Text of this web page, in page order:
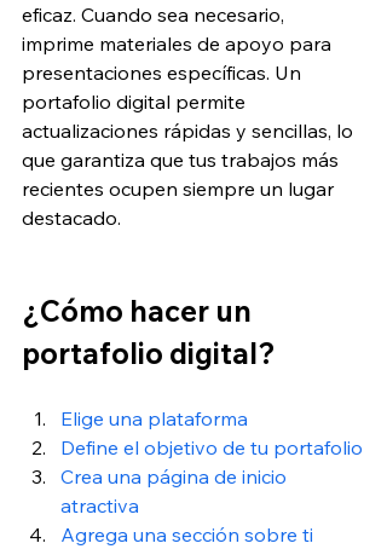
eficaz. Cuando sea necesario,
imprime materiales de apoyo para
presentaciones específicas. Un
portafolio digital permite
actualizaciones rápidas y sencillas, lo
que garantiza que tus trabajos más
recientes ocupen siempre un lugar
destacado.
¿Cómo hacer un
portafolio digital?
Elige una plataforma
Define el objetivo de tu portafolio
Crea una página de inicio
atractiva
Agrega una sección sobre ti